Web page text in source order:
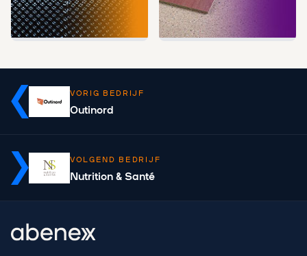
VORIG BEDRIJF
Outinord
VOLGEND BEDRIJF
Nutrition & Santé